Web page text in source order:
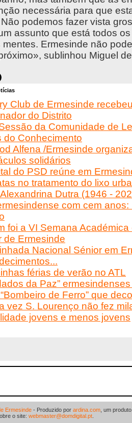
necessária para que
podemos fazer vista
assunto que está todos
mentes. Ermesinde não
sublinhou Miguel
Club de Ermesinde
do Distrito
da Comunidade de
do Conhecimento
Alfena /Ermesinde
solidários
do PSD reúne em
no tratamento do lixo
Dutra (1946 -
com cem
foi a VI Semana
de Ermesinde
Nacional Sénior em
férias de verão no ATL
da Paz”
de Ferro” que
vez S. Lourenço não fez
jovens e menos jovens
Ermesinde - Produzido por ardina.com , um
o site: webmaster@domdigital.pt